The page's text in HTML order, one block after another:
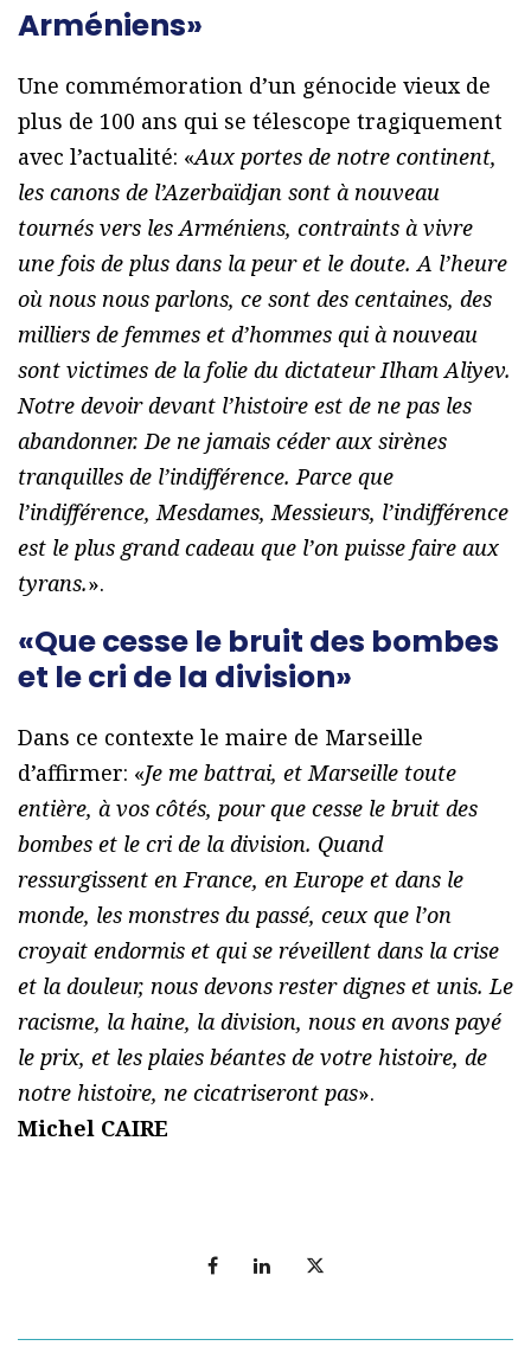
Arméniens»
Une commémoration d’un génocide vieux de
plus de 100 ans qui se télescope tragiquement
avec l’actualité: «Aux portes de notre continent,
les canons de l’Azerbaïdjan sont à nouveau
tournés vers les Arméniens, contraints à vivre
une fois de plus dans la peur et le doute. A l’heure
où nous nous parlons, ce sont des centaines, des
milliers de femmes et d’hommes qui à nouveau
sont victimes de la folie du dictateur Ilham Aliyev.
Notre devoir devant l’histoire est de ne pas les
abandonner. De ne jamais céder aux sirènes
tranquilles de l’indifférence. Parce que
l’indifférence, Mesdames, Messieurs, l’indifférence
est le plus grand cadeau que l’on puisse faire aux
tyrans.».
«Que cesse le bruit des bombes
et le cri de la division»
Dans ce contexte le maire de Marseille
d’affirmer: «Je me battrai, et Marseille toute
entière, à vos côtés, pour que cesse le bruit des
bombes et le cri de la division. Quand
ressurgissent en France, en Europe et dans le
monde, les monstres du passé, ceux que l’on
croyait endormis et qui se réveillent dans la crise
et la douleur, nous devons rester dignes et unis. Le
racisme, la haine, la division, nous en avons payé
le prix, et les plaies béantes de votre histoire, de
notre histoire, ne cicatriseront pas».
Michel CAIRE